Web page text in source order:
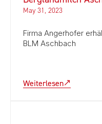
May 31, 2023
Firma Angerhofer
BLM Aschbach
Weiterlesen